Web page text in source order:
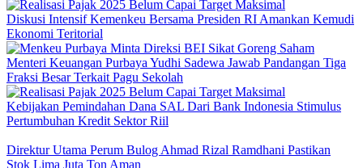
Diskusi Intensif Kemenkeu Bersama Presiden RI Amankan Kemudi
Ekonomi Teritorial
Menteri Keuangan Purbaya Yudhi Sadewa Jawab Pandangan Tiga
Fraksi Besar Terkait Pagu Sekolah
Kebijakan Pemindahan Dana SAL Dari Bank Indonesia Stimulus
Pertumbuhan Kredit Sektor Riil
Direktur Utama Perum Bulog Ahmad Rizal Ramdhani Pastikan
Stok Lima Juta Ton Aman